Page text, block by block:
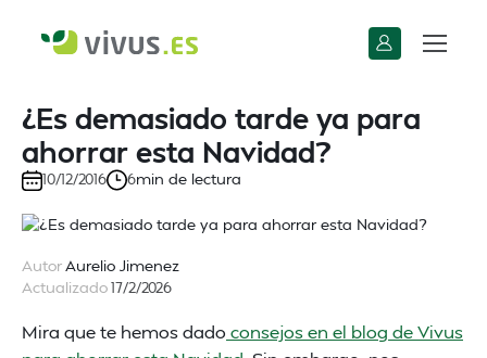
¿Es demasiado tarde ya para
ahorrar esta Navidad?
10/12/2016 6min de lectura
AutorAurelio Jimenez
Actualizado17/2/2026
Mira que te hemos dado consejos en el blog de Vivus